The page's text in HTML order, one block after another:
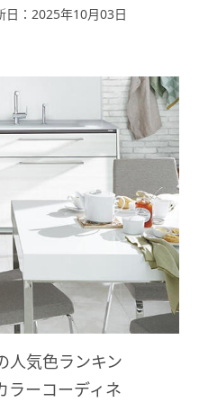
うかがいました。
日：2025年10月03日
人気色ランキン
ラーコーディネ